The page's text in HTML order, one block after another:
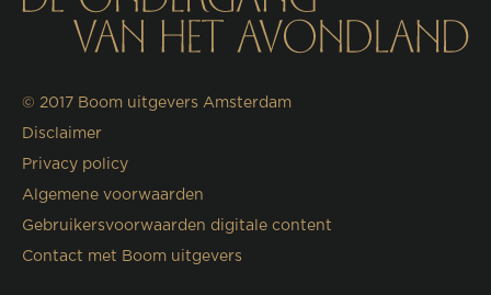
© 2017 Boom uitgevers Amsterdam
Disclaimer
Privacy policy
Algemene voorwaarden
Gebruikersvoorwaarden digitale content
Contact met Boom uitgevers